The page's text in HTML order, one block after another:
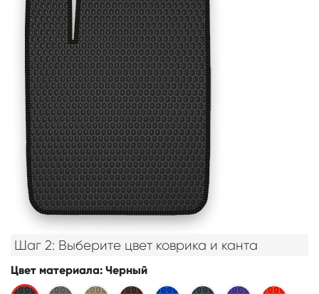
Шаг 2: Выберите цвет коврика и канта
Цвет материала: Черный